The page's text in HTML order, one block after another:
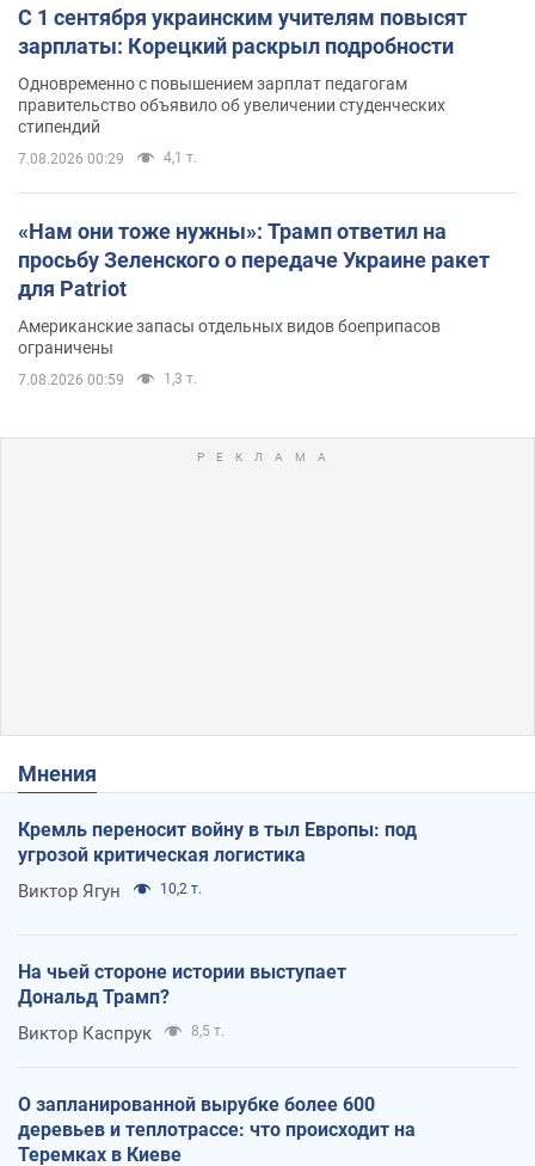
С 1 сентября украинским учителям повысят
зарплаты: Корецкий раскрыл подробности
Одновременно с повышением зарплат педагогам
правительство объявило об увеличении студенческих
стипендий
7.08.2026 00:29 4,1 т.
«Нам они тоже нужны»: Трамп ответил на
просьбу Зеленского о передаче Украине ракет
для Patriot
Американские запасы отдельных видов боеприпасов
ограничены
7.08.2026 00:59 1,3 т.
Мнения
Кремль переносит войну в тыл Европы: под
угрозой критическая логистика
Виктор Ягун 10,2 т.
На чьей стороне истории выступает
Дональд Трамп?
Виктор Каспрук 8,5 т.
О запланированной вырубке более 600
деревьев и теплотрассе: что происходит на
Теремках в Киеве